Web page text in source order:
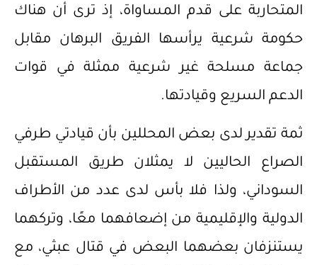
المتحاربة على قدم المساواة، إذ ترى أن هناك
حكومة شرعية يرأسها الفريق البرهان مقابل
جماعة مسلحة غير شرعية ممثلة في قوات
الدعم السريع وقيادتها.
ثمة تقدير لدى بعض المحللين بأن قيادتي طرفي
الصراع الحاليين لا يمثلان طريق المستقبل
السوداني، ولذا فلا بأس لدى عدد من الأطراف
الدولية والإقليمية من إضعافهما معًا، وتركهما
يستنزفان بعضهما البعض في قتال عبثي، مع